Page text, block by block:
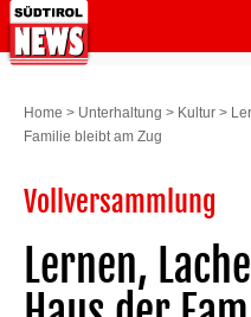
Home > Unterhaltung > Kultur >
Familie bleibt am Zug
Vollversammlung
Lernen,